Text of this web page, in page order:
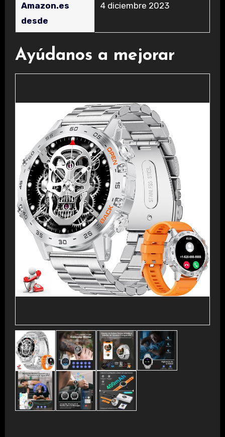
Amazon.es
desde
4 diciembre 2023
Ayúdanos a mejorar